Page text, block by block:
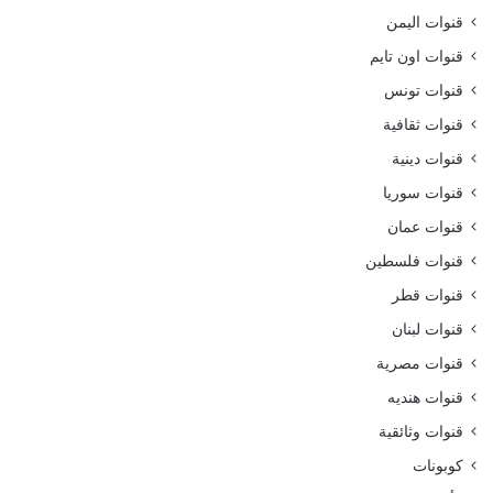
قنوات اليمن
قنوات اون تايم
قنوات تونس
قنوات ثقافية
قنوات دينية
قنوات سوريا
قنوات عمان
قنوات فلسطين
قنوات قطر
قنوات لبنان
قنوات مصرية
قنوات هنديه
قنوات وثائقية
كوبونات